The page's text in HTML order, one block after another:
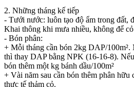
2. Những tháng kế tiếp
- Tưới nước: luôn tạo độ ẩm trong đất,
Khai thông khi mưa nhiều, không để
- Bón phân:
+ Mỗi tháng cần bón 2kg DAP/100m².
thì thay DAP bằng NPK (16-16-8).
bón thêm một kg bánh dầu/100m²
+ Vài năm sau cần bón thêm phân
thực tế thảm cỏ.